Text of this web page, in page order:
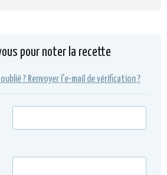
pour noter la recette
? Renvoyer l'e-mail de vérification ?